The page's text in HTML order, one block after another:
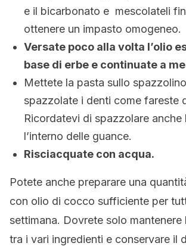
e il bicarbonato e mescolateli
ottenere un impasto omogeneo.
Versate poco alla volta l’olio
base di erbe e continuate a
Mettete la pasta sullo
spazzolate i denti come fareste
Ricordatevi di spazzolare anche
l’interno delle guance.
Risciacquate con acqua.
Potete anche preparare una
con olio di cocco sufficiente per
settimana. Dovrete solo
tra i vari ingredienti e conservare il